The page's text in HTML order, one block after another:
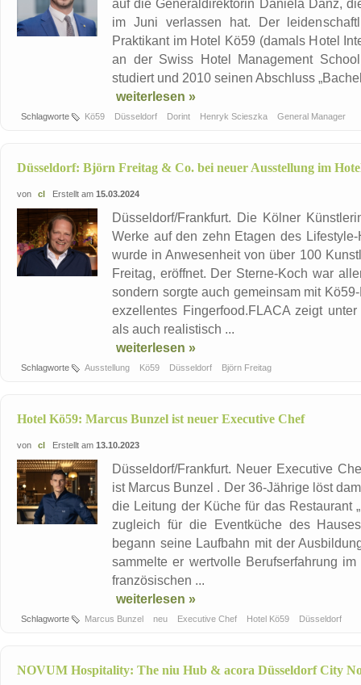
auf die Generaldirektorin Daniela Danz,
im Juni verlassen hat. Der
Praktikant im Hotel Kö59 (damals Hotel
an der Swiss Hotel Management
studiert und 2010 seinen Abschluss
weiterlesen »
Schlagworte Kö59 Düsseldorf Dorint Henryk Scieszka General Manager
Düsseldorf: Björn Freitag & Co. bei neuer Ausstellung im
von cl Erstellt am 15.03.2024
Düsseldorf/Frankfurt. Die Kölner
Werke auf den zehn Etagen des
wurde in Anwesenheit von über 100
Freitag, eröffnet. Der Sterne-Koch war
sondern sorgte auch gemeinsam mit
exzellentes Fingerfood.FLACA zeigt
als auch realistisch ...
weiterlesen »
Schlagworte Ausstellung Kö59 Düsseldorf Björn Freitag
Hotel Kö59: Marcus Bunzel ist neuer Executive Chef
von cl Erstellt am 13.10.2023
Düsseldorf/Frankfurt. Neuer Executive
ist Marcus Bunzel . Der 36-Jährige löst
die Leitung der Küche für das Restaurant
zugleich für die Eventküche des
begann seine Laufbahn mit der
sammelte er wertvolle Berufserfahrung
französischen ...
weiterlesen »
Schlagworte Marcus Bunzel neu Executive Chef Hotel Kö59 Düsseldorf
NOVUM Hospitality: The niu Hub & acora Düsseldorf City